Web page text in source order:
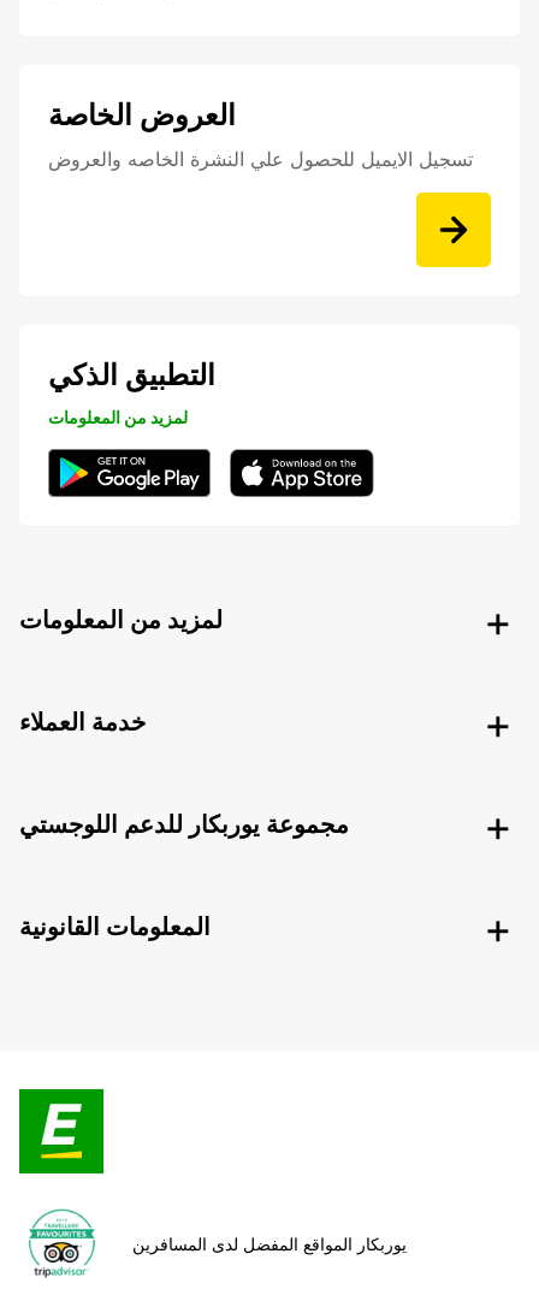
العروض الخاصة
تسجيل الايميل للحصول علي النشرة الخاصه والعروض
التطبيق الذكي
لمزيد من المعلومات
لمزيد من المعلومات
خدمة العملاء
مجموعة يوربكار للدعم اللوجستي
المعلومات القانونية
يوربكار المواقع المفضل لدى المسافرين